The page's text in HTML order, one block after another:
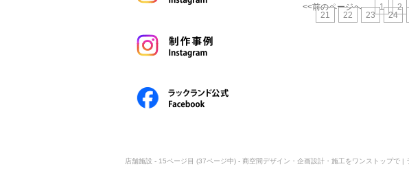
<<前のページへ 1 2
21
22 23 24
店舗施設 - 15ページ目 (37ページ中) - 商空間デザイン・企画設計・施工をワンストップで